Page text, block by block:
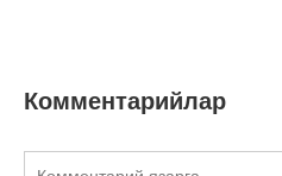
Комментарийлар